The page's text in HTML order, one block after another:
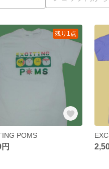
残り1点
POMS